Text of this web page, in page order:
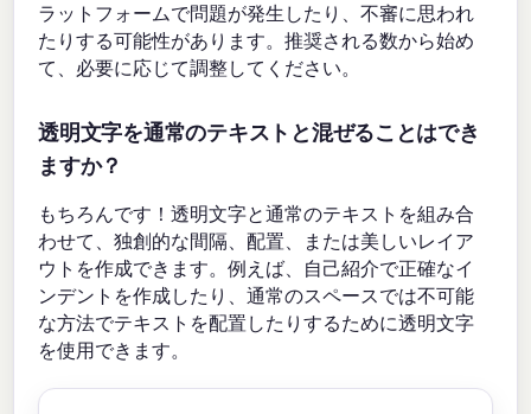
ラットフォームで問題が発生したり、不審に思われ
たりする可能性があります。推奨される数から始め
て、必要に応じて調整してください。
透明文字を通常のテキストと混ぜることはでき
ますか？
もちろんです！透明文字と通常のテキストを組み合
わせて、独創的な間隔、配置、または美しいレイア
ウトを作成できます。例えば、自己紹介で正確なイ
ンデントを作成したり、通常のスペースでは不可能
な方法でテキストを配置したりするために透明文字
を使用できます。